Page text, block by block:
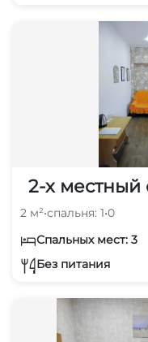
2-х
2 м²•спальня: 1•0
Спальных мест: 3
Без питания